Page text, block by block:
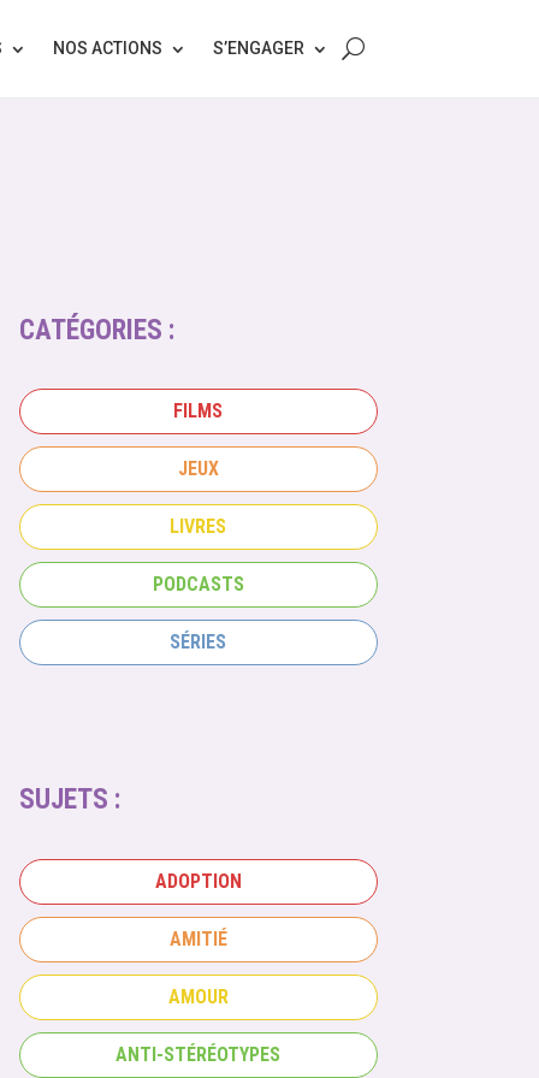
NOS ACTIONS S’ENGAGER
CATÉGORIES :
FILMS
JEUX
LIVRES
PODCASTS
SÉRIES
SUJETS :
ADOPTION
AMITIÉ
AMOUR
ANTI-STÉRÉOTYPES